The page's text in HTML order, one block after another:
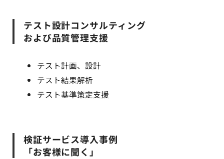
テスト設計コンサルティング
および品質管理支援
テスト計画、設計
テスト結果解析
テスト基準策定支援
検証サービス導入事例
「お客様に聞く」